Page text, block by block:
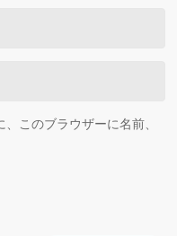
このブラウザーに名前、